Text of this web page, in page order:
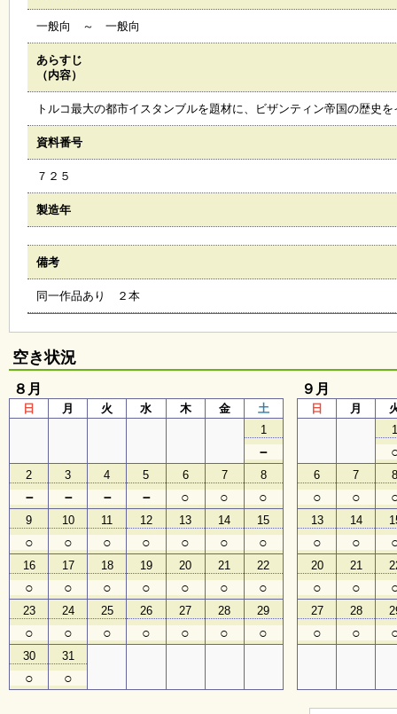
木
覧
会
ギ
ラ
オ
ン
イ
ン
マ
ガ
ジ
ち
ょ
う
並
木
子
ど
も
向
け
イ
ベ
ン
一般向 ～ 一般向
あらすじ
（内容）
トルコ最大の都市イスタンブルを題材に、ビザンティン帝国の歴史
資料番号
７２５
製造年
備考
同一作品あり ２本
空き状況
８月
日 月 火 水 木 金
土
1
－
2
－
3
－
4
－
5
－
6
○
7
○
8
○
9
○
10
○
11
○
12
○
13
○
14
○
15
○
16
○
17
○
18
○
19
○
20
○
21
○
22
○
23
○
24
○
25
○
26
○
27
○
28
○
29
○
30
○
31
○
９月
日 月
6
○
7
○
13
○
14
○
20
○
21
○
27
○
28
○